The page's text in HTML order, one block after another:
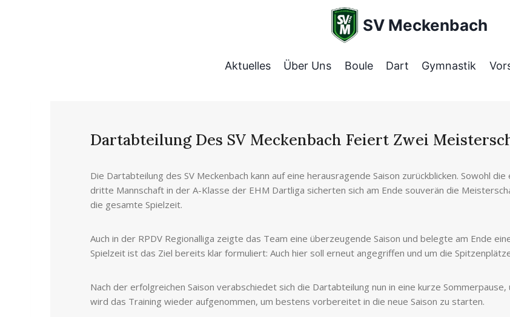
SV Meckenbach
Aktuelles Über Uns Boule Dart Gymnastik
Dartabteilung Des SV Meckenbach Feiert Zwei
Die Dartabteilung des SV Meckenbach kann auf eine herausragende Saison zurückblicken. Sowohl
dritte Mannschaft in der A-Klasse der EHM Dartliga sicherten sich am Ende souverän die
die gesamte Spielzeit.
Auch in der RPDV Regionalliga zeigte das Team eine überzeugende Saison und belegte am Ende
Spielzeit ist das Ziel bereits klar formuliert: Auch hier soll erneut angegriffen und um die
Nach der erfolgreichen Saison verabschiedet sich die Dartabteilung nun in eine kurze
wird das Training wieder aufgenommen, um bestens vorbereitet in die neue Saison zu starten.